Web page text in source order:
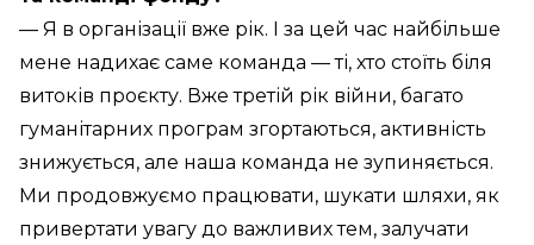
— Я в організації вже рік. І за цей час найбільше
мене надихає саме команда — ті, хто стоїть біля
витоків проєкту. Вже третій рік війни, багато
гуманітарних програм згортаються, активність
знижується, але наша команда не зупиняється.
Ми продовжуємо працювати, шукати шляхи, як
привертати увагу до важливих тем, залучати